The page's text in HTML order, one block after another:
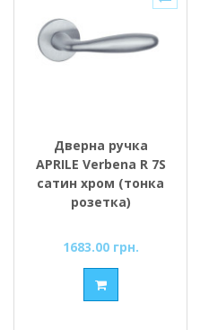
Дверна ручка
APRILE Verbena R 7S
сатин хром (тонка
розетка)
1683.00 грн.